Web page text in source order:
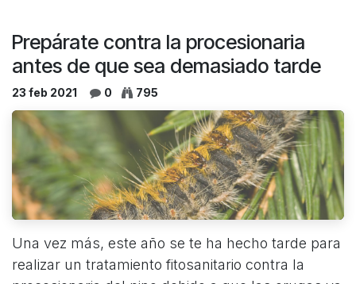
Prepárate contra la procesionaria
antes de que sea demasiado tarde
23 feb 2021 0 795
Una vez más, este año se te ha hecho tarde para
realizar un tratamiento fitosanitario contra la